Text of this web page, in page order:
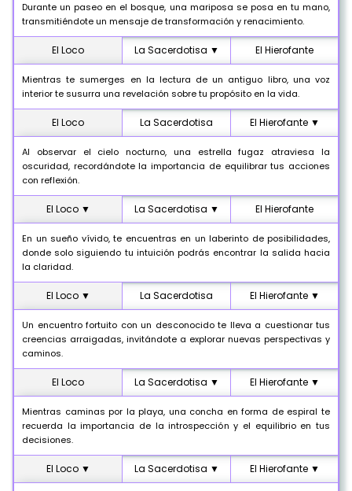
Durante un paseo en el bosque, una mariposa se posa en tu mano,
transmitiéndote un mensaje de transformación y renacimiento.
El Loco La Sacerdotisa ▼ El Hierofante
Mientras te sumerges en la lectura de un antiguo libro, una voz
interior te susurra una revelación sobre tu propósito en la vida.
El Loco La Sacerdotisa El Hierofante ▼
Al observar el cielo nocturno, una estrella fugaz atraviesa la
oscuridad, recordándote la importancia de equilibrar tus acciones
con reflexión.
El Loco ▼ La Sacerdotisa ▼ El Hierofante
En un sueño vívido, te encuentras en un laberinto de posibilidades,
donde solo siguiendo tu intuición podrás encontrar la salida hacia
la claridad.
El Loco ▼ La Sacerdotisa El Hierofante ▼
Un encuentro fortuito con un desconocido te lleva a cuestionar tus
creencias arraigadas, invitándote a explorar nuevas perspectivas y
caminos.
El Loco La Sacerdotisa ▼ El Hierofante ▼
Mientras caminas por la playa, una concha en forma de espiral te
recuerda la importancia de la introspección y el equilibrio en tus
decisiones.
El Loco ▼ La Sacerdotisa ▼ El Hierofante ▼